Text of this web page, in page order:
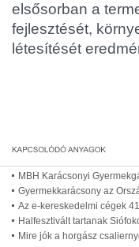
elsősorban a
fejlesztését,
létesítését
MBH Karácsonyi
Gyermekkarácsony az
Az e-kereskedelmi cégek
Halfesztivált tartanak
Mire jók a horgász